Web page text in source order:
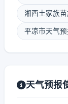
湘西土家族
平凉市天气预
天气预报